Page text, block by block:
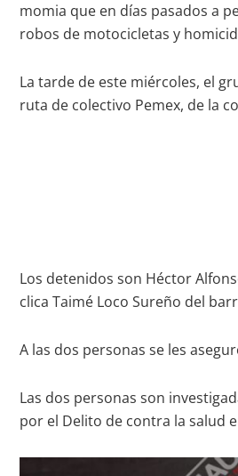
momia que en días pasados a
robos de motocicletas y
La tarde de este miércoles, el
ruta de colectivo Pemex, de la
Los detenidos son Héctor
clica Taimé Loco Sureño del
A las dos personas se les
Las dos personas son
por el Delito de contra la salud